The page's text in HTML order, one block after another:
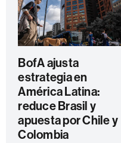
BofA ajusta
estrategia en
América Latina:
reduce Brasil y
apuesta por Chile y
Colombia